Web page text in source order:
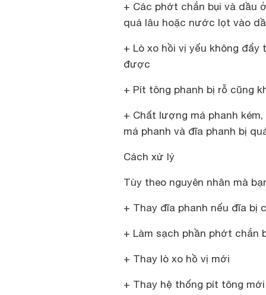
+ Các phớt chắn bụi và dầu
quá lâu hoặc nước lọt vào
+ Lò xo hồi vị yếu không
được
+ Pít tông phanh bị rỗ cũng
+ Chất lượng má phanh
má phanh và đĩa phanh bị
Cách xử lý
Tùy theo nguyên nhân mà
+ Thay đĩa phanh nếu đĩa bị
+ Làm sạch phần phớt chắn
+ Thay lò xo hồ vị mới
+ Thay hệ thống pít tông mới